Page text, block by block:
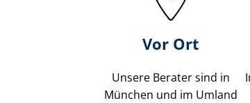
Vor Ort
Unsere Berater sind in
München und im Umland